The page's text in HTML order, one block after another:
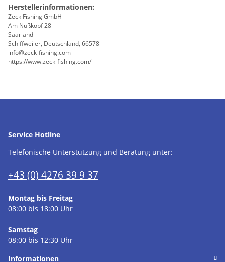
Herstellerinformationen:
Zeck Fishing GmbH
Am Nußkopf 28
Saarland
Schiffweiler, Deutschland, 66578
info@zeck-fishing.com
https://www.zeck-fishing.com/
Service Hotline
Telefonische Unterstützung und Beratung unter:
+43 (0) 4276 39 9 37
Montag bis Freitag
08:00 bis 18:00 Uhr
Samstag
08:00 bis 12:30 Uhr
Informationen